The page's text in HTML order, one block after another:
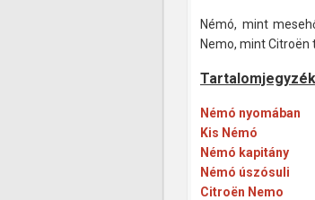
Némó, mint
Nemo, mint Citroën
Némó nyomában
Kis Némó
Némó kapitány
Némó úszósuli
Citroën Nemo